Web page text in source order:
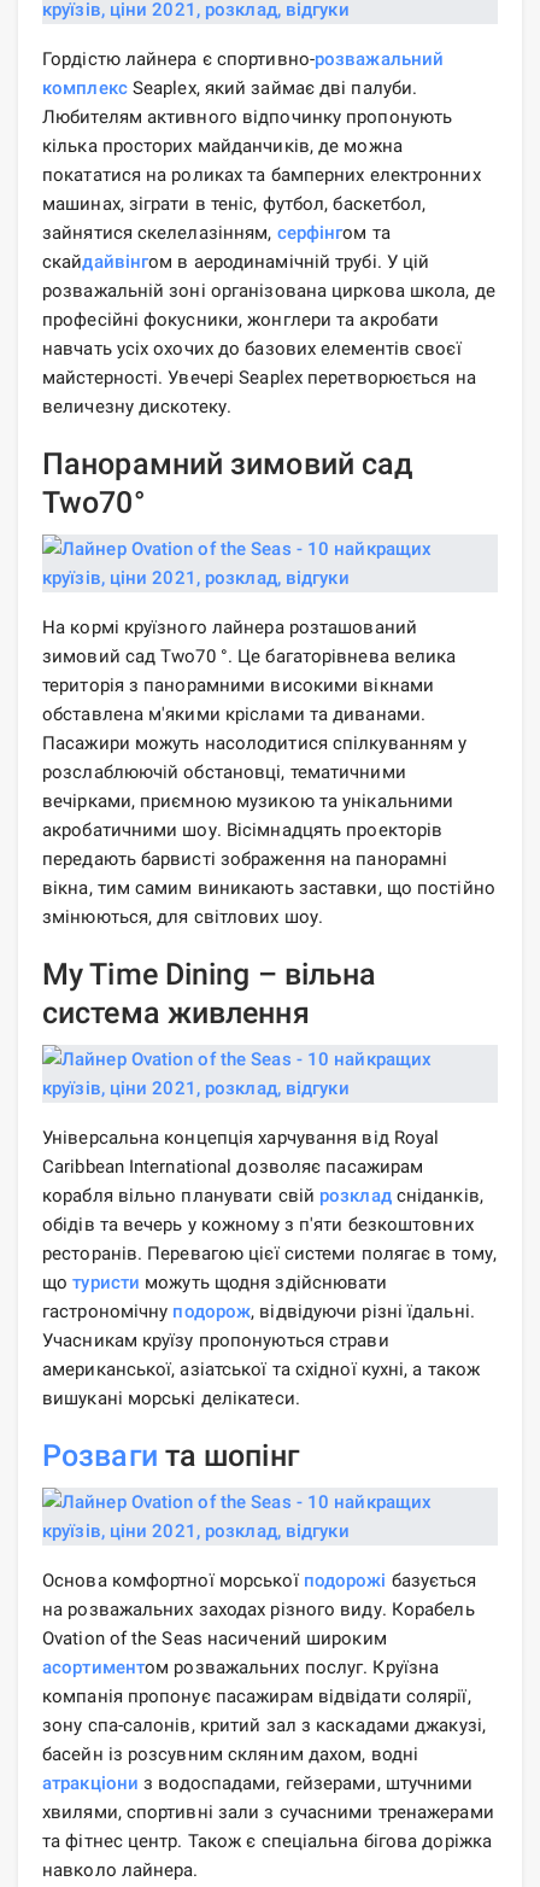
Гордістю лайнера є спортивно-розважальний
комплексSeaplex, який займає дві палуби.
Любителям активного відпочинку пропонують
кілька просторих майданчиків, де можна
покататися на роликах та бамперних електронних
машинах, зіграти в теніс, футбол, баскетбол,
зайнятися скелелазінням, серфінгом та
скайдайвінгом в аеродинамічній трубі. У цій
розважальній зоні організована циркова школа, де
професійні фокусники, жонглери та акробати
навчать усіх охочих до базових елементів своєї
майстерності. Увечері Seaplex перетворюється на
величезну дискотеку.
Панорамний зимовий сад
Two70°
На кормі круїзного лайнера розташований
зимовий сад Two70 °. Це багаторівнева велика
територія з панорамними високими вікнами
обставлена ​​м'якими кріслами та диванами.
Пасажири можуть насолодитися спілкуванням у
розслаблюючій обстановці, тематичними
вечірками, приємною музикою та унікальними
акробатичними шоу. Вісімнадцять проекторів
передають барвисті зображення на панорамні
вікна, тим самим виникають заставки, що постійно
змінюються, для світлових шоу.
My Time Dining – вільна
система живлення
Універсальна концепція харчування від Royal
Caribbean International дозволяє пасажирам
корабля вільно планувати свій розкладсніданків,
обідів та вечерь у кожному з п'яти безкоштовних
ресторанів. Перевагою цієї системи полягає в тому,
щотуристи можуть щодня здійснювати
гастрономічну подорож, відвідуючи різні їдальні.
Учасникам круїзу пропонуються страви
американської, азіатської та східної кухні, а також
вишукані морські делікатеси.
Розваги та шопінг
Основа комфортної морської подорожі базується
на розважальних заходах різного виду. Корабель
Ovation of the Seas насичений широким
асортиментом розважальних послуг. Круїзна
компанія пропонує пасажирам відвідати солярії,
зону спа-салонів, критий зал з каскадами джакузі,
басейн із розсувним скляним дахом, водні
атракціони з водоспадами, гейзерами, штучними
хвилями, спортивні зали з сучасними тренажерами
та фітнес центр. Також є спеціальна бігова доріжка
навколо лайнера.